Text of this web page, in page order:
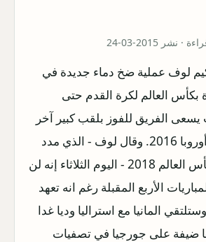
لوف عملية ضخ دماء جديدة في
بكأس العالم لكرة القدم حتى
الفريق للفوز بلقب كبير آخر
عندما تنطلق بطولة أوروبا 2016. وقال لوف - الذي مدد
تعاقده مؤخرا حتى كأس العالم 2018 - اليوم الثلاثاء إنه لن
الأربع المقبلة رغم انه تعهد
المانيا مع استراليا وديا غدا
ضيفة على جورجيا في تصفيات